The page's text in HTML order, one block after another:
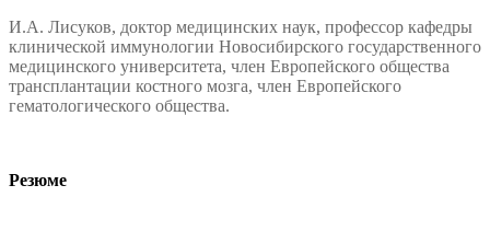
И.А. Лисуков, доктор медицинских наук, профессор кафедры
клинической иммунологии Новосибирского государственного
медицинского университета, член Европейского общества
трансплантации костного мозга, член Европейского
гематологического общества.
Резюме